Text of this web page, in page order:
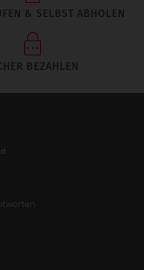
& SELBST ABHOLEN
BEZAHLEN